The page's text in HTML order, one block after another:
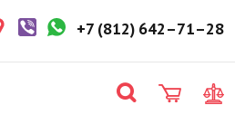
дней.
1-2 рабочих
+7 (812) 642–71–28